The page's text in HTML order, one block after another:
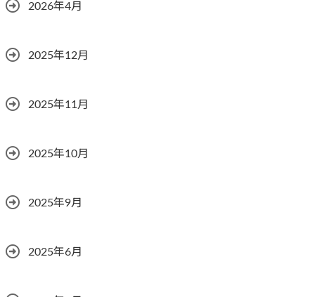
2026年4月
2025年12月
2025年11月
2025年10月
2025年9月
2025年6月